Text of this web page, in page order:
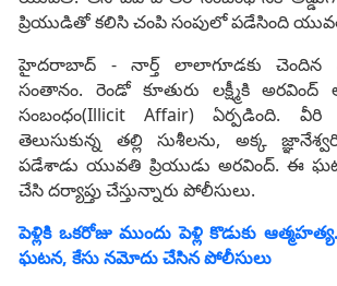
ప్రియుడితో కలిసి చంపి సంపులో పడేసింది
హైదరాబాద్ - నార్త్ లాలాగూడకు చెందిన
సంతానం. రెండో కూతురు లక్ష్మీకి అరవింద్
సంబంధం(Illicit Affair) ఏర్పడింది. వీరి
తెలుసుకున్న తల్లి సుశీలను, అక్క
పడేశాడు యువతి ప్రియుడు అరవింద్. ఈ
చేసి దర్యాప్తు చేస్తున్నారు పోలీసులు.
పెళ్లికి ఒకరోజు ముందు పెళ్లి కొడుకు
ఘటన, కేసు నమోదు చేసిన పోలీసులు